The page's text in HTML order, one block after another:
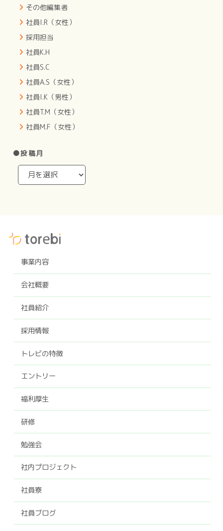
その他編集者
社員I.R（女性）
採用担当
社員K.H
社員S.C
社員A.S（女性）
社員I.K（男性）
社員T.M（女性）
社員M.F（女性）
●投稿月
事業内容
会社概要
社員紹介
採用情報
トレビの特徴
エントリー
福利厚生
研修
勉強会
社内プロジェクト
社員寮
社員ブログ